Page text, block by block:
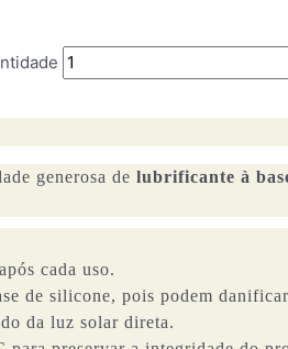
generosa de lubrificante à
cada uso.
de silicone, pois podem
da luz solar direta.